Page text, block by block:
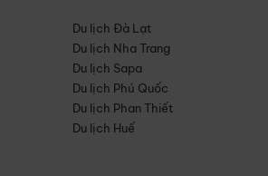
Du lịch Đà Lạt
Du lịch Nha Trang
Du lịch Sapa
Du lịch Phú Quốc
Du lịch Phan Thiết
Du lịch Huế